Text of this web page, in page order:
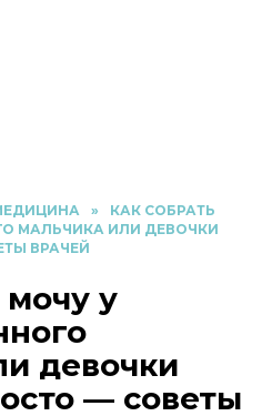
»
КАК СОБРАТЬ
МАЛЬЧИКА ИЛИ ДЕВОЧКИ
ВРАЧЕЙ
мочу у
девочки
— советы